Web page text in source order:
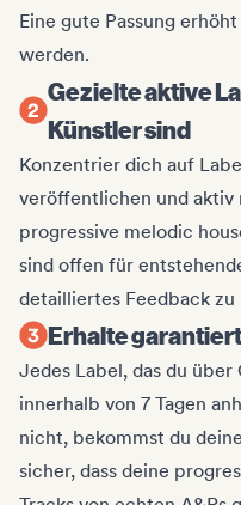
Eine gute Passung
werden.
Gezielte aktive
Künstler sind
Konzentrier dich auf
veröffentlichen und aktiv
progressive melodic
sind offen für
detailliertes Feedback zu
Erhalte
Jedes Label, das du
innerhalb von 7 Tagen
nicht, bekommst du
sicher, dass deine